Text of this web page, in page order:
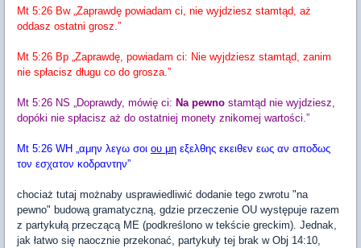
Mt 5:26 Bw „Zaprawdę powiadam ci, nie wyjdziesz stamtąd, aż
oddasz ostatni grosz.”
Mt 5:26 Bp „Zaprawdę, powiadam ci: Nie wyjdziesz stamtąd, zanim
nie spłacisz długu co do grosza.”
Mt 5:26 NS „Doprawdy, mówię ci: Na pewno stamtąd nie wyjdziesz,
dopóki nie spłacisz aż do ostatniej monety znikomej wartości.”
Mt 5:26 WH „αμην λεγω σοι ου μη εξελθης εκειθεν εως αν αποδως
τον εσχατον κοδραντην”
chociaż tutaj możnaby usprawiedliwić dodanie tego zwrotu "na
pewno" budową gramatyczną, gdzie przeczenie OU występuje razem
z partykułą przeczącą ME (podkreślono w tekście greckim). Jednak,
jak łatwo się naocznie przekonać, partykuły tej brak w Obj 14:10,